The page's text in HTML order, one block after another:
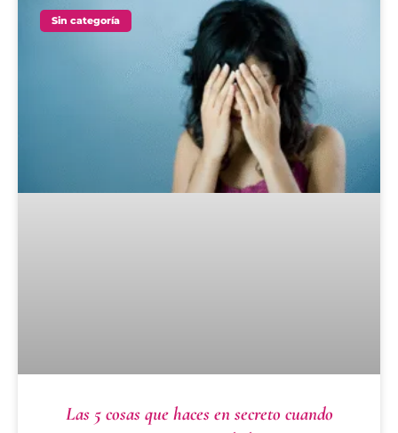
Sin categoría
Las 5 cosas que haces en secreto cuando